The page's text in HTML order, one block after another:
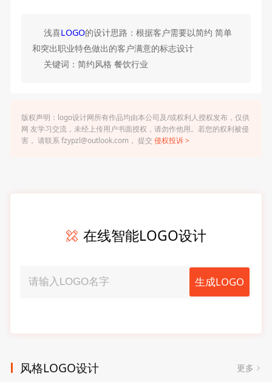
浅喜LOGO的设计思路：根据客户需要以简约 简单
和突出职业特色做出的客户满意的标志设计
关键词：简约风格 餐饮行业
版权声明：logo设计网所有作品均由本公司及/或权利人授权发布，仅供
网 友学习交流，未经上传用户书面授权，请勿作他用。若您的权利被侵
害， 请联系 fzypzl@outlook.com， 提交 侵权投诉 >
在线智能LOGO设计
生成LOGO
风格LOGO设计 更多